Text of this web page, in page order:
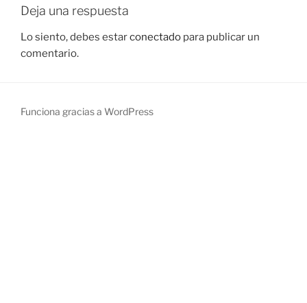
Deja una respuesta
Lo siento, debes estarconectado para publicar un
comentario.
Funciona gracias a WordPress